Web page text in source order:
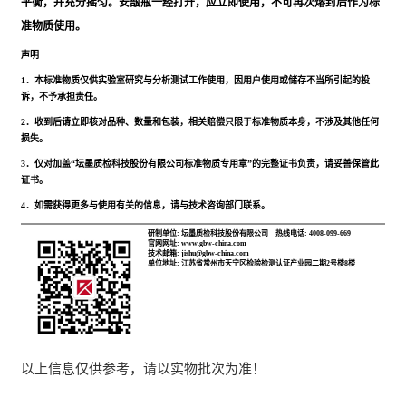
平衡，并充分摇匀。安瓿瓶一经打开，应立即使用，不可再次熔封后作为标
准物质使用。
声明
1．本标准物质仅供实验室研究与分析测试工作使用，因用户使用或储存不当所引起的投
诉，不予承担责任。
2．收到后请立即核对品种、数量和包装，相关赔偿只限于标准物质本身，不涉及其他任何
损失。
3．仅对加盖“坛墨质检科技股份有限公司标准物质专用章”的完整证书负责，请妥善保管此
证书。
4．如需获得更多与使用有关的信息，请与技术咨询部门联系。
研制单位: 坛墨质检科技股份有限公司
热线电话: 4008-099-669
官网网址: www.gbw-china.com
技术邮箱: jishu@gbw-china.com
单位地址: 江苏省常州市天宁区检验检测认证产业园二期2号楼8楼
以上信息仅供参考，请以实物批次为准！